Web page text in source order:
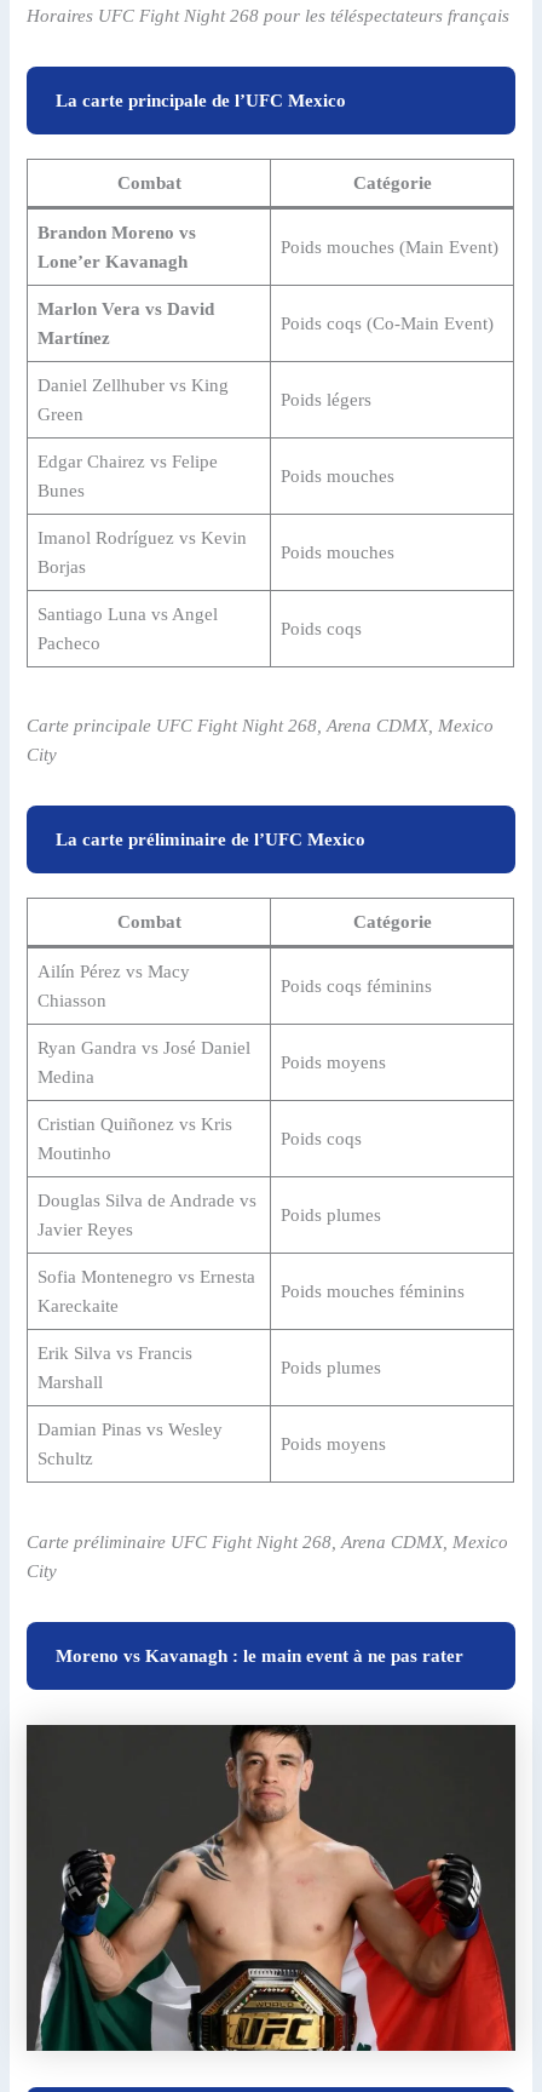
Horaires UFC Fight Night 268 pour les téléspectateurs français
La carte principale de l’UFC Mexico
Combat Catégorie
Brandon Moreno vs
Lone’er Kavanagh
Poids mouches (Main Event)
Marlon Vera vs David
Martínez
Poids coqs (Co-Main Event)
Daniel Zellhuber vs King
Green
Poids légers
Edgar Chairez vs Felipe
Bunes
Poids mouches
Imanol Rodríguez vs Kevin
Borjas
Poids mouches
Santiago Luna vs Angel
Pacheco
Poids coqs
Carte principale UFC Fight Night 268, Arena CDMX, Mexico
City
La carte préliminaire de l’UFC Mexico
Combat Catégorie
Ailín Pérez vs Macy
Chiasson
Poids coqs féminins
Ryan Gandra vs José Daniel
Medina
Poids moyens
Cristian Quiñonez vs Kris
Moutinho
Poids coqs
Douglas Silva de Andrade vs
Javier Reyes
Poids plumes
Sofia Montenegro vs Ernesta
Kareckaite
Poids mouches féminins
Erik Silva vs Francis
Marshall
Poids plumes
Damian Pinas vs Wesley
Schultz
Poids moyens
Carte préliminaire UFC Fight Night 268, Arena CDMX, Mexico
City
Moreno vs Kavanagh : le main event à ne pas rater